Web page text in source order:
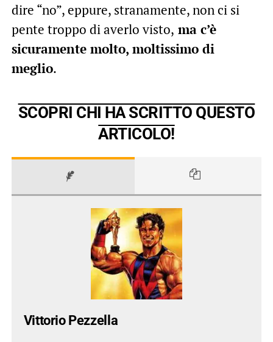
dire “no”, eppure, stranamente, non ci si
pente troppo di averlo visto, ma c’è
sicuramente molto, moltissimo di
meglio.
SCOPRI CHI HA SCRITTO QUESTO
ARTICOLO!
Vittorio Pezzella